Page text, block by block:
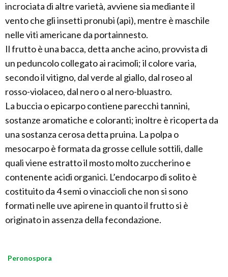
incrociata di altre varietà, avviene sia mediante il
vento che gli insetti pronubi (api), mentre è maschile
nelle viti americane da portainnesto.
Il frutto è una bacca, detta anche acino, provvista di
un peduncolo collegato ai racimoli; il colore varia,
secondo il vitigno, dal verde al giallo, dal roseo al
rosso-violaceo, dal nero o al nero-bluastro.
La buccia o epicarpo contiene parecchi tannini,
sostanze aromatiche e coloranti; inoltre è ricoperta da
una sostanza cerosa detta pruina. La polpa o
mesocarpo è formata da grosse cellule sottili, dalle
quali viene estratto il mosto molto zuccherino e
contenente acidi organici. L’endocarpo di solito è
costituito da 4 semi o vinaccioli che non si sono
formati nelle uve apirene in quanto il frutto si è
originato in assenza della fecondazione.
Peronospora